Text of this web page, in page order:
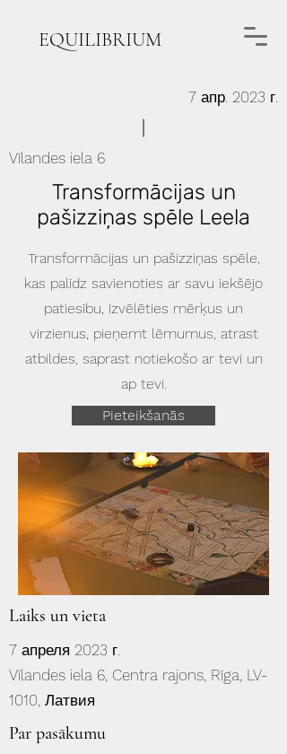
EQUILIBRIUM
7 апр. 2023 г.
Vīlandes iela 6
Transformācijas un
pašizziņas spēle Leela
Transformācijas un pašizziņas spēle,
kas palīdz savienoties ar savu iekšējo
patiesību, izvēlēties mērķus un
virzienus, pieņemt lēmumus, atrast
atbildes, saprast notiekošo ar tevi un
ap tevi.
Pieteikšanās
Laiks un vieta
7 апреля 2023 г.
Vīlandes iela 6, Centra rajons, Rīga, LV-
1010, Латвия
Par pasākumu